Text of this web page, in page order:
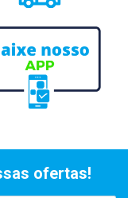
ofertas!